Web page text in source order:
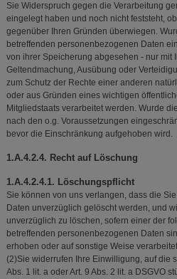
Sie Widerspruch gegen die Verarbeitung
eingelegt haben und noch nicht feststeht,
gegenüber Ihren Gründen überwiegen.
betreffenden personenbezogenen Daten
von ihrer Speicherung abgesehen - nur mit
Geltendmachung, Ausübung oder
zum Schutz der Rechte einer anderen
oder aus Gründen eines wichtigen
Mitgliedstaats verarbeitet werden. Wurde
nach den o.g. Voraussetzungen
bevor die Einschränkung aufgehoben wird.
1.A.4.2.4. Recht auf Löschung
1.A.4.2.4.1. Löschungspflicht
Sie können von uns verlangen, dass die
Daten unverzüglich gelöscht werden, und
unverzüglich zu löschen, sofern einer der
betreffenden personenbezogenen Daten
erhoben oder auf sonstige Weise
(2)Sie widerrufen Ihre Einwilligung, auf die
Abs. 1 lit. a oder Art. 9 Abs. 2 lit. a DSGVO